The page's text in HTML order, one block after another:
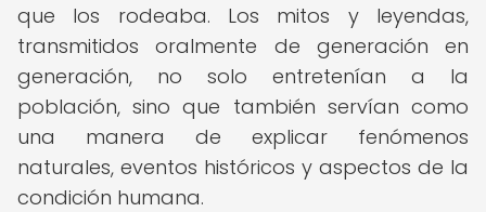
que los rodeaba. Los mitos y leyendas,
transmitidos oralmente de generación en
generación, no solo entretenían a la
población, sino que también servían como
una manera de explicar fenómenos
naturales, eventos históricos y aspectos de la
condición humana.